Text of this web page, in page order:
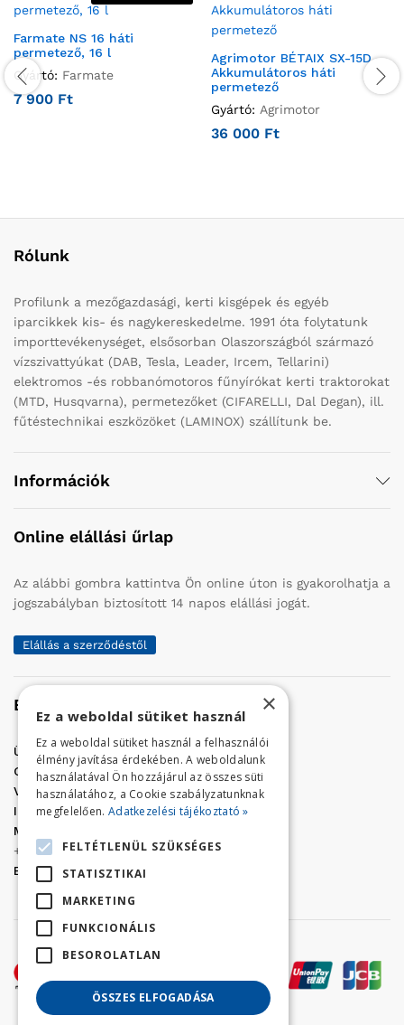
Farmate NS 16 háti
permetező, 16 l
Gyártó: Farmate
7 900 Ft
Agrimotor BÉTAIX SX-15D
Akkumulátoros háti
permetező
Gyártó: Agrimotor
36 000 Ft
Rólunk
Profilunk a mezőgazdasági, kerti kisgépek és egyéb
iparcikkek kis- és nagykereskedelme. 1991 óta folytatunk
importtevékenységet, elsősorban Olaszországból származó
vízszivattyúkat (DAB, Tesla, Leader, Ircem, Tellarini)
elektromos -és robbanómotoros fűnyírókat kerti traktorokat
(MTD, Husqvarna), permetezőket (CIFARELLI, Dal Degan), ill.
fűtéstechnikai eszközöket (LAMINOX) szállítunk be.
Információk
Online elállási űrlap
Az alábbi gombra kattintva Ön online úton is gyakorolhatja a
jogszabályban biztosított 14 napos elállási jogát.
Elállás a szerződéstől
Elérhetőség
Üzletünk címe:Szolnok, Vércse út 17.
Golf Center Áruház:
06 (56) 423-324
VÁR-Kert Áruház: 06 (56) 429-771
Iroda:06 (56) 421-857
Megrendelés, termék információ:
+36 (70) 938-3356
E-mail:
golfaruhaz@gmail.com
×
Ez a weboldal sütiket használ
Ez a weboldal sütiket használ a felhasználói
élmény javítása érdekében. A weboldalunk
használatával Ön hozzájárul az összes süti
használatához, a Cookie szabályzatunknak
megfelelően. Adatkezelési tájékoztató »
FELTÉTLENÜL SZÜKSÉGES
STATISZTIKAI
MARKETING
FUNKCIONÁLIS
BESOROLATLAN
ÖSSZES ELFOGADÁSA